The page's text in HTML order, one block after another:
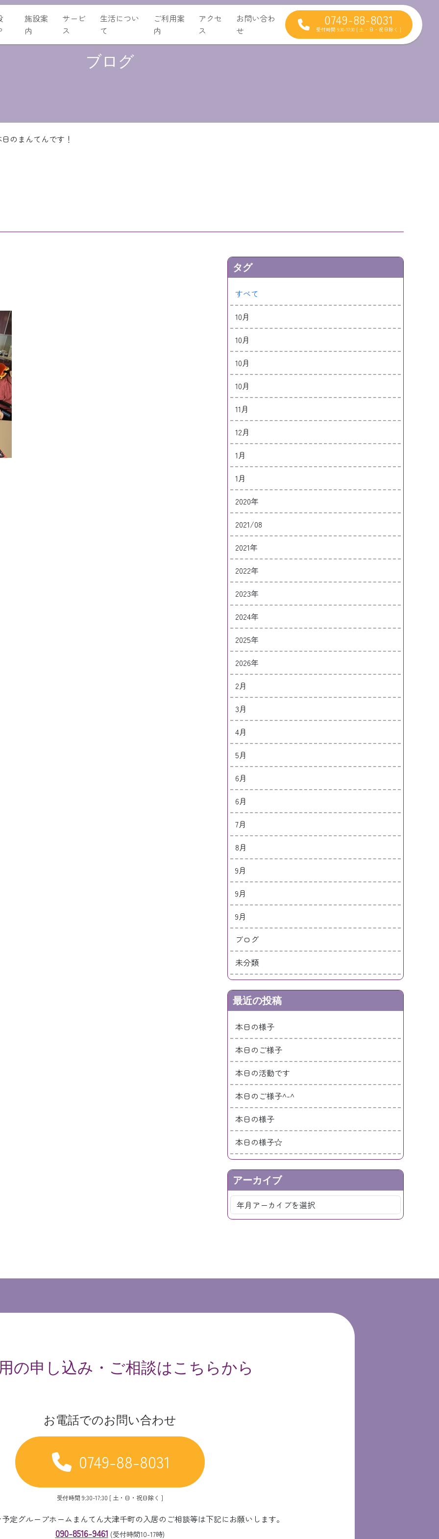
施設案
内
サービ
ス
生活につい
て
ご利用案
内
アクセ
ス
お問い合わ
せ
0749-88-8031
受付時間 9:30-17:30 [ 土・日・祝日除く ]
ブログ
のまんてんです！
タグ
すべて
10月
10月
10月
10月
11月
12月
1月
1月
2020年
2021/08
2021年
2022年
2023年
2024年
2025年
2026年
2月
3月
4月
5月
6月
6月
7月
8月
9月
9月
9月
ブログ
未分類
最近の投稿
本日の様子
本日のご様子
本日の活動です
本日のご様子^-^
本日の様子
本日の様子☆
アーカイブ
の申し込み・ご相談はこちらから
お電話でのお問い合わせ
0749-88-8031
受付時間 9:30-17:30 [ 土・日・祝日除く ]
定グループホームまんてん大津千町の入居のご相談等は下記にお願いします。
090-8516-9461 (受付時間10-17時)